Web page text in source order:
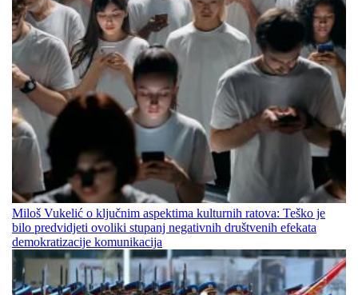
Miloš Vukelić o ključnim aspektima kulturnih ratova: Teško je
bilo predvidjeti ovoliki stupanj negativnih društvenih efekata
demokratizacije komunikacija